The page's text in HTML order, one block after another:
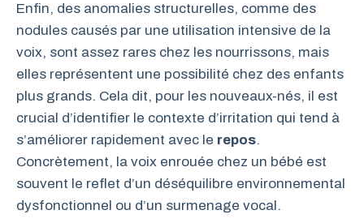
Enfin, des anomalies structurelles, comme des
nodules causés par une utilisation intensive de la
voix, sont assez rares chez les nourrissons, mais
elles représentent une possibilité chez des enfants
plus grands. Cela dit, pour les nouveaux-nés, il est
crucial d’identifier le contexte d’irritation qui tend à
s’améliorer rapidement avec le repos.
Concrètement, la voix enrouée chez un bébé est
souvent le reflet d’un déséquilibre environnemental
dysfonctionnel ou d’un surmenage vocal.